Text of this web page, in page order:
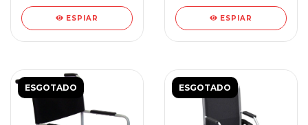
ESPIAR ESPIAR
ESGOTADO ESGOTADO